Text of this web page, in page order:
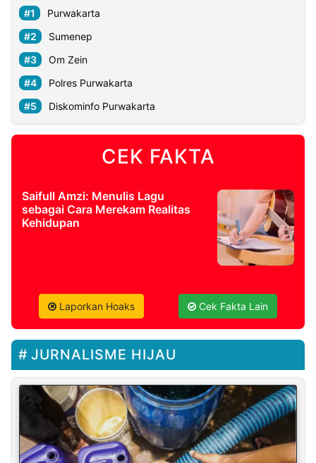
Purwakarta
Sumenep
Om Zein
Polres Purwakarta
Diskominfo Purwakarta
CEK FAKTA
Saifull Amzi: Menulis Lagu
sebagai Cara Merekam Realitas
Kehidupan
Laporkan Hoaks Cek Fakta Lain
JURNALISME HIJAU